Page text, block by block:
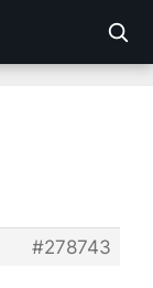
#278743